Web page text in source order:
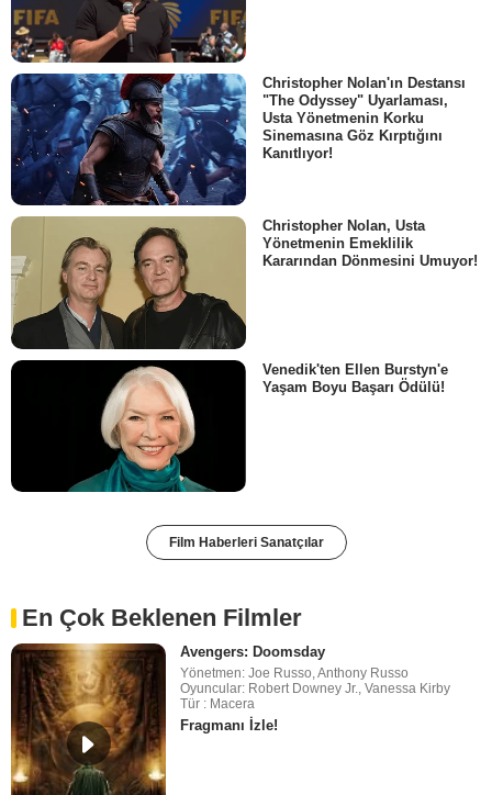
Christopher Nolan'ın Destansı
"The Odyssey" Uyarlaması,
Usta Yönetmenin Korku
Sinemasına Göz Kırptığını
Kanıtlıyor!
Christopher Nolan, Usta
Yönetmenin Emeklilik
Kararından Dönmesini Umuyor!
Venedik'ten Ellen Burstyn'e
Yaşam Boyu Başarı Ödülü!
Film Haberleri Sanatçılar
En Çok Beklenen Filmler
Avengers: Doomsday
Yönetmen: Joe Russo, Anthony Russo
Oyuncular: Robert Downey Jr., Vanessa Kirby
Tür : Macera
Fragmanı İzle!